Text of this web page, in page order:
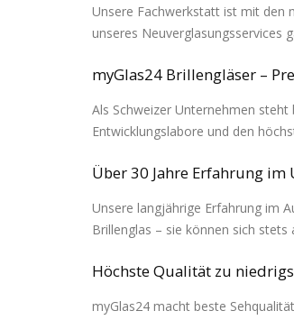
Unsere Fachwerkstatt ist mit den
unseres Neuverglasungsservices
myGlas24 Brillengläser –
Als Schweizer Unternehmen
Entwicklungslabore und den
Über 30 Jahre Erfahrung
Unsere langjährige Erfahrung im
Brillenglas – sie können sich
Höchste Qualität zu
myGlas24 macht beste